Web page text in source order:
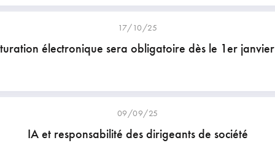
17/10/25
électronique sera obligatoire dès le 1er
09/09/25
IA et responsabilité des dirigeants de société